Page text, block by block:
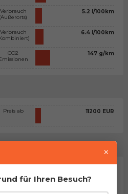
Verbrauch
(Außerorts)
Verbrauch
CO2
5.2 l/100km
6.4 l/100km
147 g/km
Preis ab 11200 EUR
×
für Ihren Besuch?